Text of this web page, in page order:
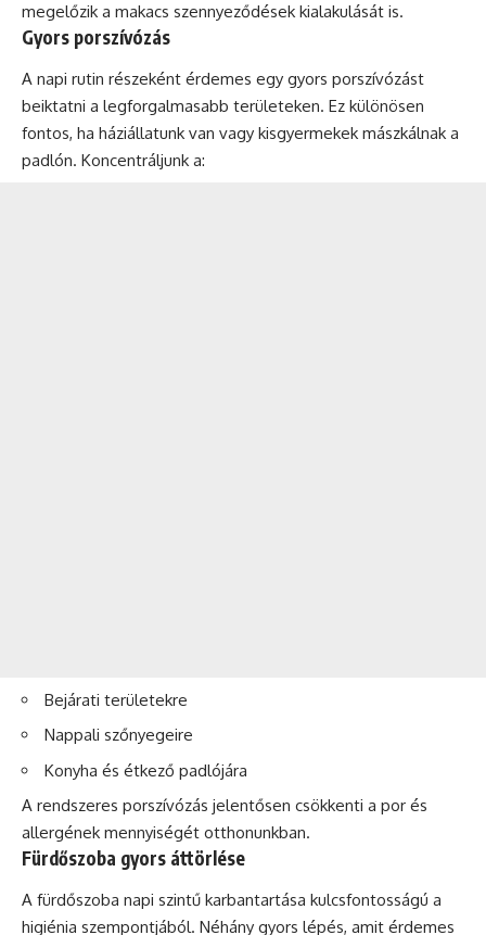
megelőzik a makacs szennyeződések kialakulását is.
Gyors porszívózás
A napi rutin részeként érdemes egy gyors porszívózást
beiktatni a legforgalmasabb területeken. Ez különösen
fontos, ha háziállatunk van vagy kisgyermekek mászkálnak a
padlón. Koncentráljunk a:
Bejárati területekre
Nappali szőnyegeire
Konyha és étkező padlójára
A rendszeres porszívózás jelentősen csökkenti a por és
allergének mennyiségét otthonunkban.
Fürdőszoba gyors áttörlése
A fürdőszoba napi szintű karbantartása kulcsfontosságú a
higiénia szempontjából. Néhány gyors lépés, amit érdemes